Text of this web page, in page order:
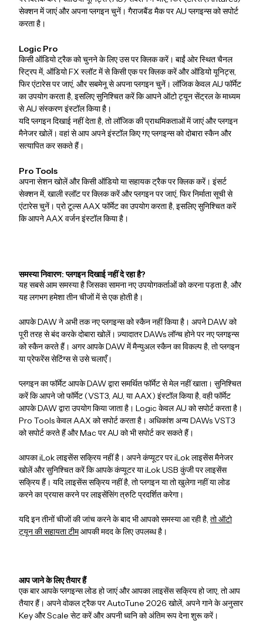
सेक्शन में जाएं और अपना प्लगइन चुनें। गैराजबैंड मैक पर AU प्लगइन्स को सपोर्ट
करता है।
Logic Pro
किसी ऑडियो ट्रैक को चुनने के लिए उस पर क्लिक करें। बाईं ओर स्थित चैनल
स्ट्रिप में, ऑडियो FX स्लॉट में से किसी एक पर क्लिक करें और ऑडियो यूनिट्स,
फिर एंटारेस पर जाएं, और सबमेनू से अपना प्लगइन चुनें। लॉजिक केवल AU फॉर्मेट
का उपयोग करता है, इसलिए सुनिश्चित करें कि आपने ऑटो ट्यून सेंट्रल के माध्यम
से AU संस्करण इंस्टॉल किया है।
यदि प्लगइन दिखाई नहीं देता है, तो लॉजिक की प्राथमिकताओं में जाएं और प्लगइन
मैनेजर खोलें। वहां से आप अपने इंस्टॉल किए गए प्लगइन्स को दोबारा स्कैन और
सत्यापित कर सकते हैं।
Pro Tools
अपना सेशन खोलें और किसी ऑडियो या सहायक ट्रैक पर क्लिक करें। इंसर्ट
सेक्शन में, खाली स्लॉट पर क्लिक करें और प्लगइन पर जाएं, फिर निर्माता सूची से
एंटारेस चुनें। प्रो टूल्स AAX फॉर्मेट का उपयोग करता है, इसलिए सुनिश्चित करें
कि आपने AAX वर्जन इंस्टॉल किया है।
समस्या निवारण: प्लगइन दिखाई नहीं दे रहा है?
यह सबसे आम समस्या है जिसका सामना नए उपयोगकर्ताओं को करना पड़ता है, और
यह लगभग हमेशा तीन चीजों में से एक होती है।
आपके DAW ने अभी तक नए प्लगइन्स को स्कैन नहीं किया है। अपने DAW को
पूरी तरह से बंद करके दोबारा खोलें। ज़्यादातर DAWs लॉन्च होने पर नए प्लगइन्स
को स्कैन करते हैं। अगर आपके DAW में मैन्युअल स्कैन का विकल्प है, तो प्लगइन
या प्रेफरेंस सेटिंग्स से उसे चलाएँ।
प्लगइन का फॉर्मेट आपके DAW द्वारा समर्थित फॉर्मेट से मेल नहीं खाता। सुनिश्चित
करें कि आपने जो फॉर्मेट (VST3, AU, या AAX) इंस्टॉल किया है, वही फॉर्मेट
आपके DAW द्वारा उपयोग किया जाता है। Logic केवल AU को सपोर्ट करता है।
Pro Tools केवल AAX को सपोर्ट करता है। अधिकांश अन्य DAWs VST3
को सपोर्ट करते हैं और Mac पर AU को भी सपोर्ट कर सकते हैं।
आपका iLok लाइसेंस सक्रिय नहीं है। अपने कंप्यूटर पर iLok लाइसेंस मैनेजर
खोलें और सुनिश्चित करें कि आपके कंप्यूटर या iLok USB कुंजी पर लाइसेंस
सक्रिय हैं। यदि लाइसेंस सक्रिय नहीं है, तो प्लगइन या तो खुलेगा नहीं या लोड
करने का प्रयास करने पर लाइसेंसिंग त्रुटि प्रदर्शित करेगा।
यदि इन तीनों चीजों की जांच करने के बाद भी आपको समस्या आ रही है, तो ऑटो
ट्यून की सहायता टीमआपकी मदद के लिए उपलब्ध है।
आप जाने के लिए तैयार हैं
एक बार आपके प्लगइन्स लोड हो जाएं और आपका लाइसेंस सक्रिय हो जाए, तो आप
तैयार हैं। अपने वोकल ट्रैक पर AutoTune 2026 खोलें, अपने गाने के अनुसार
Key और Scale सेट करें और अपनी ध्वनि को अंतिम रूप देना शुरू करें।